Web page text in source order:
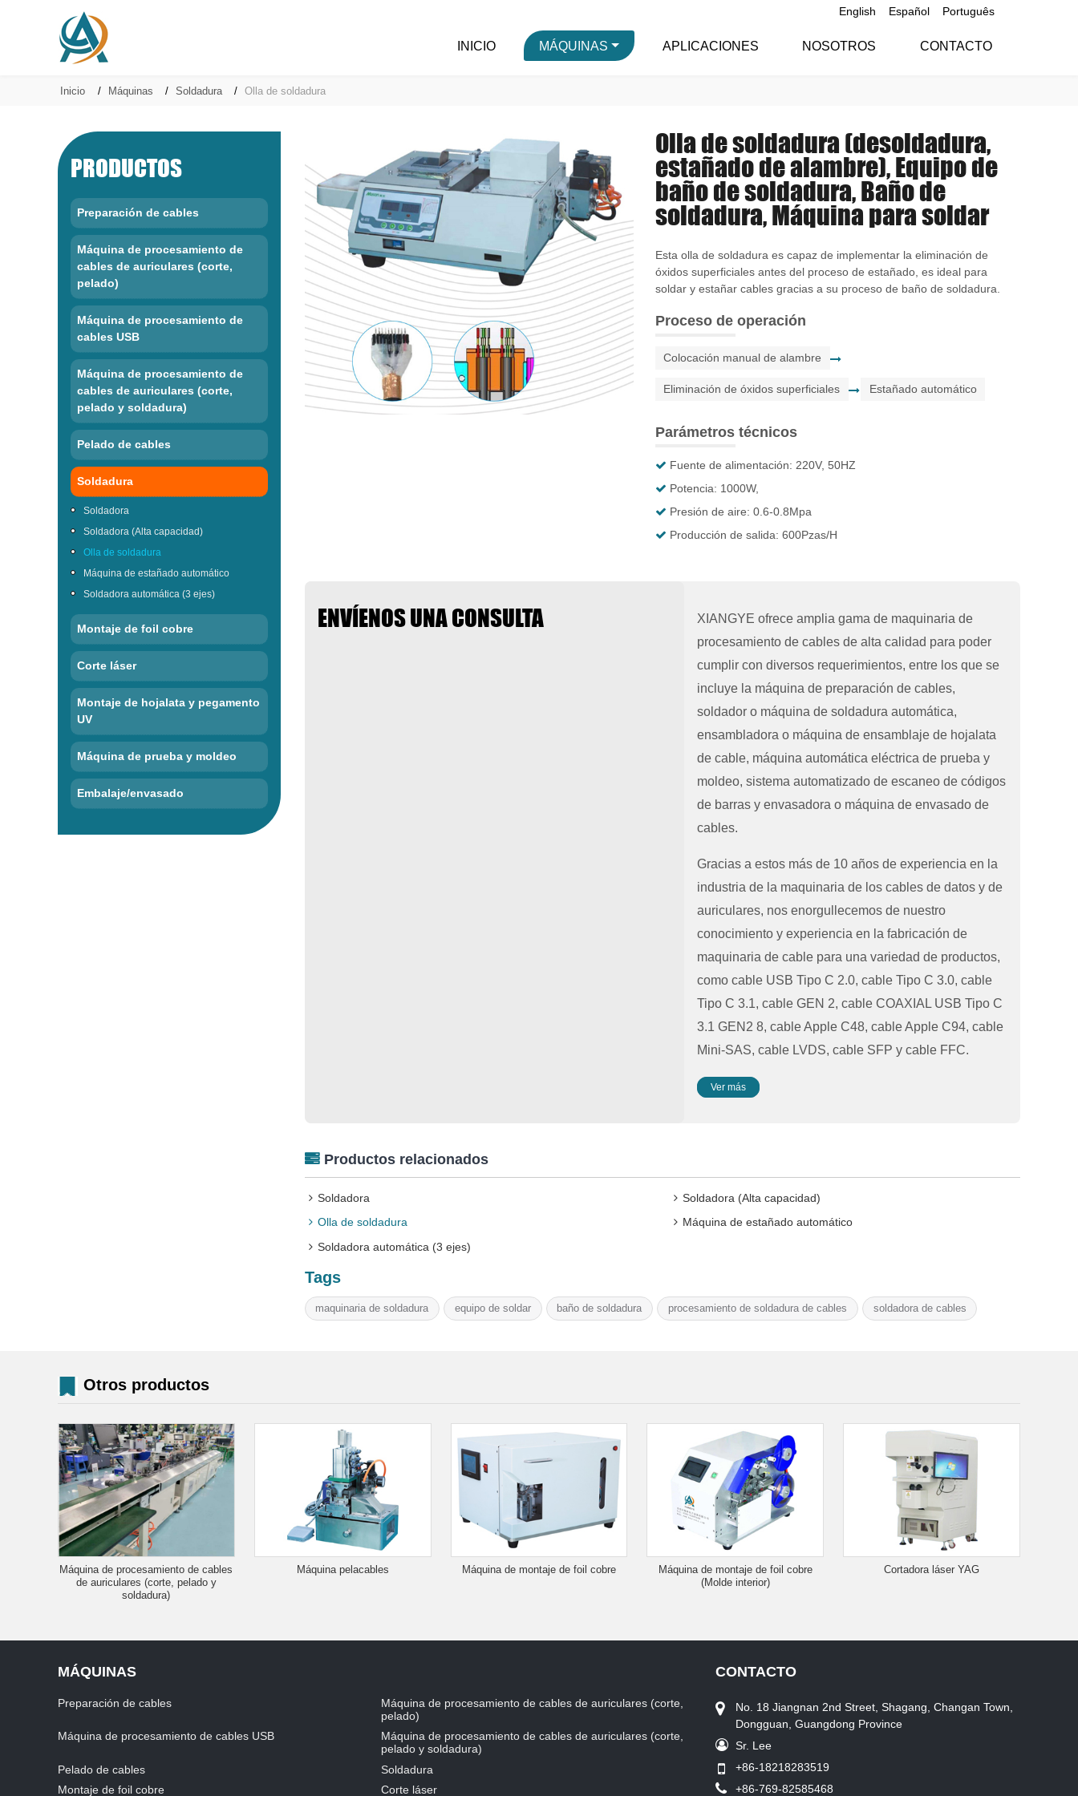
English Español Português
INICIO MÁQUINAS APLICACIONES NOSOTROS CONTACTO
Inicio Máquinas Soldadura Olla de soldadura
Olla de soldadura (desoldadura,
estañado de alambre), Equipo de
baño de soldadura, Baño de
soldadura, Máquina para soldar
Esta olla de soldadura es capaz de implementar la eliminación de
óxidos superficiales antes del proceso de estañado, es ideal para
soldar y estañar cables gracias a su proceso de baño de soldadura.
Proceso de operación
Colocación manual de alambre
Eliminación de óxidos superficiales Estañado automático
Parámetros técnicos
Fuente de alimentación: 220V, 50HZ
Potencia: 1000W,
Presión de aire: 0.6-0.8Mpa
Producción de salida: 600Pzas/H
ENVÍENOS UNA CONSULTA
XIANGYE ofrece amplia gama de maquinaria de
procesamiento de cables de alta calidad para poder
cumplir con diversos requerimientos, entre los que se
incluye la máquina de preparación de cables,
soldador o máquina de soldadura automática,
ensambladora o máquina de ensamblaje de hojalata
de cable, máquina automática eléctrica de prueba y
moldeo, sistema automatizado de escaneo de códigos
de barras y envasadora o máquina de envasado de
cables.
Gracias a estos más de 10 años de experiencia en la
industria de la maquinaria de los cables de datos y de
auriculares, nos enorgullecemos de nuestro
conocimiento y experiencia en la fabricación de
maquinaria de cable para una variedad de productos,
como cable USB Tipo C 2.0, cable Tipo C 3.0, cable
Tipo C 3.1, cable GEN 2, cable COAXIAL USB Tipo C
3.1 GEN2 8, cable Apple C48, cable Apple C94, cable
Mini-SAS, cable LVDS, cable SFP y cable FFC.
Ver más
Productos relacionados
Soldadora
Soldadora (Alta capacidad)
Olla de soldadura
Máquina de estañado automático
Soldadora automática (3 ejes)
Tags
maquinaria de soldadura equipo de soldar baño de soldadura procesamiento de soldadura de cables soldadora de cables
PRODUCTOS
Preparación de cables
Máquina de procesamiento de
cables de auriculares (corte,
pelado)
Máquina de procesamiento de
cables USB
Máquina de procesamiento de
cables de auriculares (corte,
pelado y soldadura)
Pelado de cables
Soldadura
Soldadora
Soldadora (Alta capacidad)
Olla de soldadura
Máquina de estañado automático
Soldadora automática (3 ejes)
Montaje de foil cobre
Corte láser
Montaje de hojalata y pegamento
UV
Máquina de prueba y moldeo
Embalaje/envasado
Otros productos
Máquina de procesamiento de cables
de auriculares (corte, pelado y
soldadura)
Máquina pelacables Máquina de montaje de foil cobre
Máquina de montaje de foil cobre
(Molde interior)
Cortadora láser YAG
MÁQUINAS
Preparación de cables
Máquina de procesamiento de cables de auriculares (corte,
pelado)
Máquina de procesamiento de cables USB
Máquina de procesamiento de cables de auriculares (corte,
pelado y soldadura)
Pelado de cables
Soldadura
Montaje de foil cobre
Corte láser
CONTACTO
No. 18 Jiangnan 2nd Street, Shagang, Changan Town,
Dongguan, Guangdong Province
Sr. Lee
+86-18218283519
+86-769-82585468